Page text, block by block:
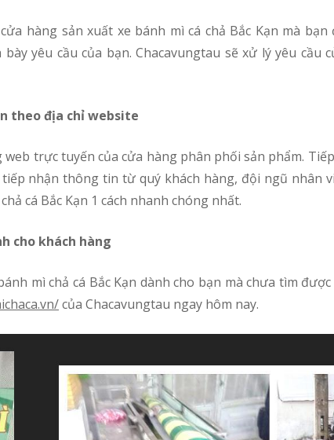
yêu cầu của bạn. Chacavungtau sẽ xử lý yêu cầu
theo địa chỉ website
nhận thông tin từ quý khách hàng, đội ngũ nhân
cá Bắc Kạn 1 cách nhanh chóng nhất.
cho khách hàng
của Chacavungtau ngay hôm nay.